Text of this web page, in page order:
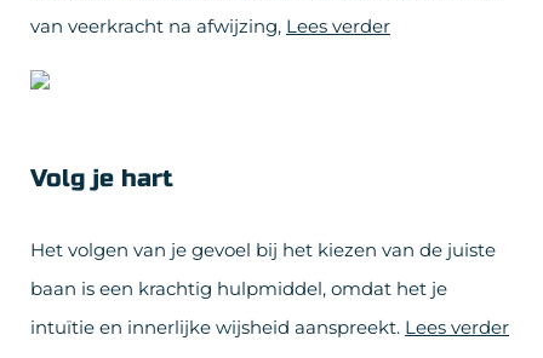
van veerkracht na afwijzing, Lees verder
Volg je hart
Het volgen van je gevoel bij het kiezen van de juiste
baan is een krachtig hulpmiddel, omdat het je
intuïtie en innerlijke wijsheid aanspreekt. Lees verder